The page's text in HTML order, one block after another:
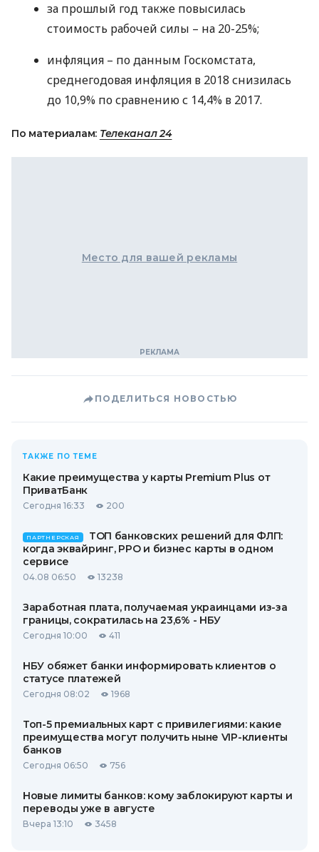
за прошлый год также повысилась
стоимость рабочей силы – на 20-25%;
инфляция – по данным Госкомстата,
среднегодовая инфляция в 2018 снизилась
до 10,9% по сравнению с 14,4% в 2017.
По материалам: Телеканал 24
Место для вашей рекламы
ПОДЕЛИТЬСЯ НОВОСТЬЮ
ТАКЖЕ ПО ТЕМЕ
Какие преимущества у карты Premium Plus от
ПриватБанк
Сегодня 16:33 200
ПАРТНЕРСКАЯ
ТОП банковских решений для ФЛП:
когда эквайринг, РРО и бизнес карты в одном
сервисе
04.08 06:50 13238
Заработная плата, получаемая украинцами из-за
границы, сократилась на 23,6% - НБУ
Сегодня 10:00 411
НБУ обяжет банки информировать клиентов о
статусе платежей
Сегодня 08:02 1968
Топ-5 премиальных карт с привилегиями: какие
преимущества могут получить ныне VIP-клиенты
банков
Сегодня 06:50 756
Новые лимиты банков: кому заблокируют карты и
переводы уже в августе
Вчера 13:10 3458